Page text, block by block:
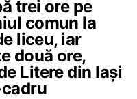
trei ore pe
comun la
liceu, iar
două ore,
Litere din Iași